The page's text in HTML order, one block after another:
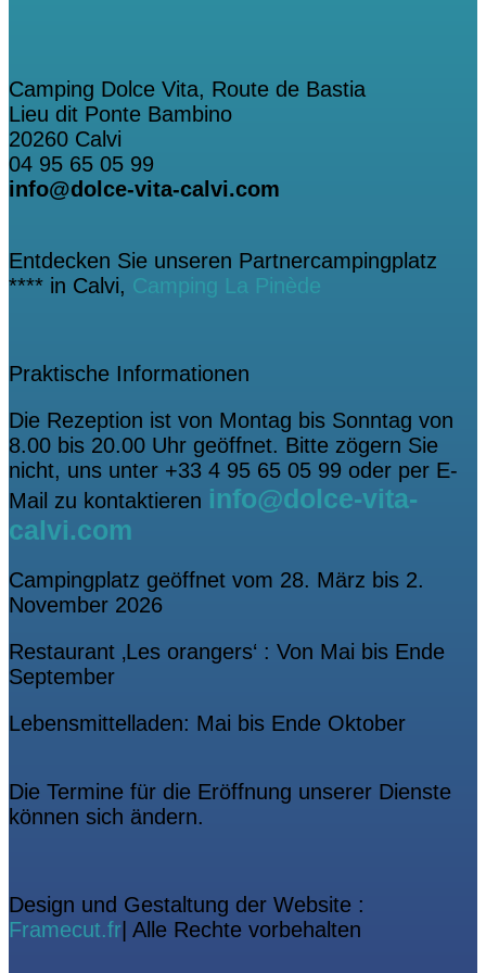
Camping Dolce Vita, Route de Bastia
Lieu dit Ponte Bambino
20260 Calvi
04 95 65 05 99
info@dolce-vita-calvi.com
Entdecken Sie unseren Partnercampingplatz
**** in Calvi, Camping La Pinède
Praktische Informationen
Die Rezeption ist von Montag bis Sonntag von
8.00 bis 20.00 Uhr geöffnet. Bitte zögern Sie
nicht, uns unter +33 4 95 65 05 99 oder per E-
Mail zu kontaktieren info@dolce-vita-
calvi.com
Campingplatz geöffnet vom 28. März bis 2.
November 2026
Restaurant ‚Les orangers‘ : Von Mai bis Ende
September
Lebensmittelladen: Mai bis Ende Oktober
Die Termine für die Eröffnung unserer Dienste
können sich ändern.
Design und Gestaltung der Website :
Framecut.fr | Alle Rechte vorbehalten